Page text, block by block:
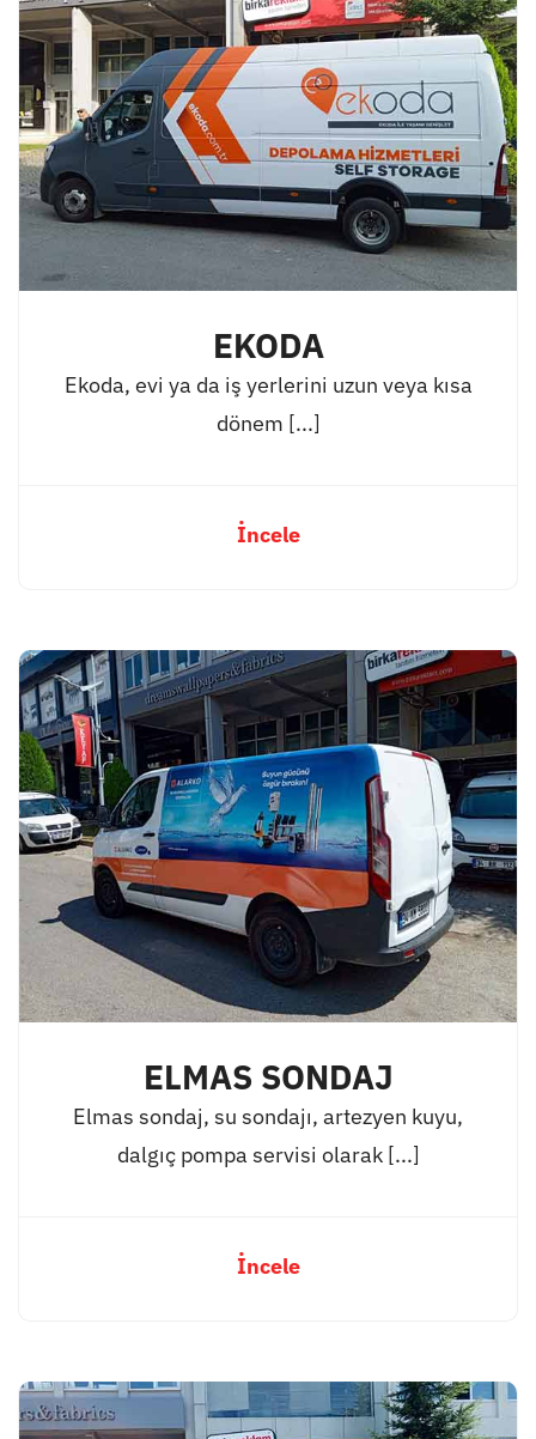
EKODA
Ekoda, evi ya da iş yerlerini uzun veya kısa
dönem [...]
İncele
ELMAS SONDAJ
Elmas sondaj, su sondajı, artezyen kuyu,
dalgıç pompa servisi olarak [...]
İncele